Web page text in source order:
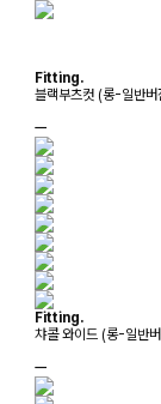
Fitting.
블랙부츠컷 (롱-일반
ㅡ
Fitting.
챠콜 와이드 (롱-일반
ㅡ